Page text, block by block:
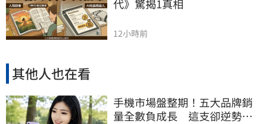
代》驚揭1真相
12小時前
其他人也在看
手機市場盤整期！五大品牌銷
量全數負成長 這支卻逆勢暴